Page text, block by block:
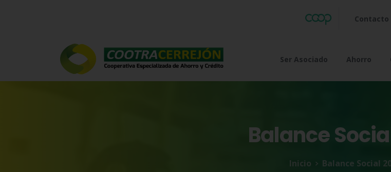
Contacto
Ser Asociado Ahorro
Balance
Inicio Balance Social